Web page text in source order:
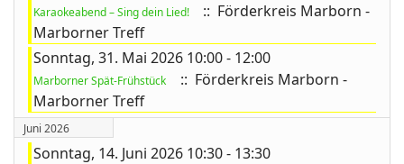
Karaokeabend – Sing dein Lied!
:: Förderkreis Marborn -
Marborner Treff
Sonntag, 31. Mai 2026 10:00 - 12:00
Marborner Spät-Frühstück
:: Förderkreis Marborn -
Marborner Treff
Juni 2026
Sonntag, 14. Juni 2026 10:30 - 13:30